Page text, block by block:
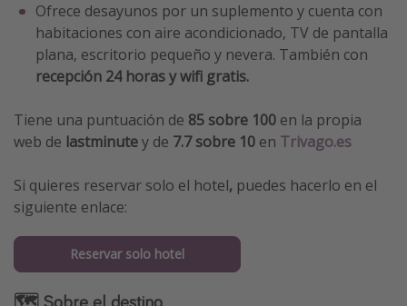
Ofrece desayunos por un suplemento y cuenta con
habitaciones con aire acondicionado, TV de pantalla
plana, escritorio pequeño y nevera. También con
recepción 24 horas y wifi gratis.
Tiene una puntuación de 85 sobre 100 en la propia
web de lastminutey de 7.7 sobre 10 en Trivago.es
Si quieres reservar solo el hotel, puedes hacerlo en el
siguiente enlace:
Reservar solo hotel
🗺 Sobre el destino